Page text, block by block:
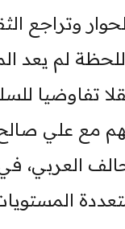
وتراجع
لم يعد
تفاوضيا
مع علي
العربي،